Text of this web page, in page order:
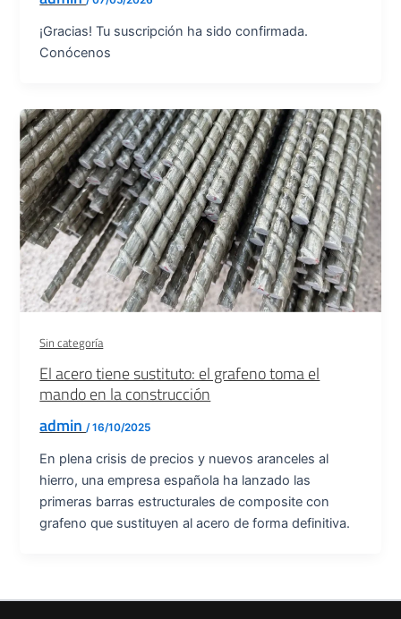
¡Gracias! Tu suscripción ha sido confirmada.
Conócenos
Sin categoría
El acero tiene sustituto: el grafeno toma el
mando en la construcción
admin/16/10/2025
En plena crisis de precios y nuevos aranceles al
hierro, una empresa española ha lanzado las
primeras barras estructurales de composite con
grafeno que sustituyen al acero de forma definitiva.